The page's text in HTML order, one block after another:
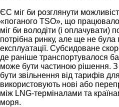
ЄС міг би розглянути
«поганого TSO», що працювало
міг би володіти (і оплачувати)
потрібна ринку, але ще не була
експлуатації. Субсидоване
де раніше транспортувалося
може бути частиною рішення.
бути звільнення від тарифів
використовують нові або
між LNG-терміналами та
моря.